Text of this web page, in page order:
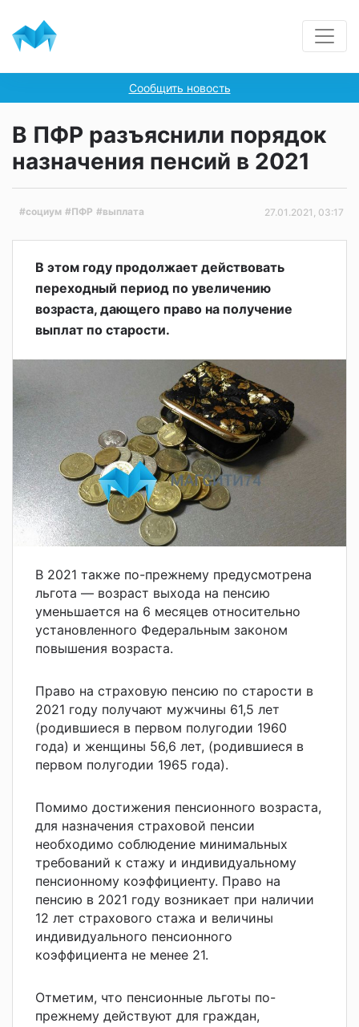
Сообщить новость
В ПФР разъяснили порядок
назначения пенсий в 2021
#социум #ПФР #выплата 27.01.2021, 03:17
В этом году продолжает действовать
переходный период по увеличению
возраста, дающего право на получение
выплат по старости.
В 2021 также по-прежнему предусмотрена
льгота — возраст выхода на пенсию
уменьшается на 6 месяцев относительно
установленного Федеральным законом
повышения возраста.
Право на страховую пенсию по старости в
2021 году получают мужчины 61,5 лет
(родившиеся в первом полугодии 1960
года) и женщины 56,6 лет, (родившиеся в
первом полугодии 1965 года).
Помимо достижения пенсионного возраста,
для назначения страховой пенсии
необходимо соблюдение минимальных
требований к стажу и индивидуальному
пенсионному коэффициенту. Право на
пенсию в 2021 году возникает при наличии
12 лет страхового стажа и величины
индивидуального пенсионного
коэффициента не менее 21.
Отметим, что пенсионные льготы по-
прежнему действуют для граждан,